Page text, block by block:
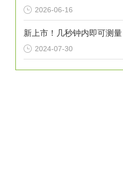
2026-06-16
2024-07-30